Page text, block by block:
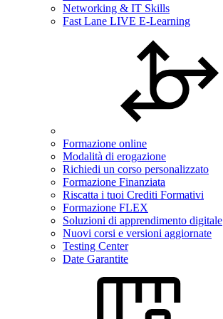
Networking & IT Skills
Fast Lane LIVE E-Learning
Formazione online
Modalità di erogazione
Richiedi un corso personalizzato
Formazione Finanziata
Riscatta i tuoi Crediti Formativi
Formazione FLEX
Soluzioni di apprendimento digitale
Nuovi corsi e versioni aggiornate
Testing Center
Date Garantite